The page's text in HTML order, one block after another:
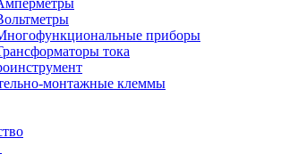
приборы
тока
монтажные клеммы